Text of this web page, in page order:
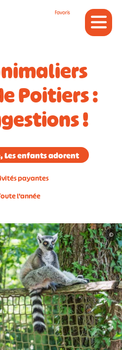
Favoris
Poitiers :
!
Les enfants adorent
payantes
l'année
©